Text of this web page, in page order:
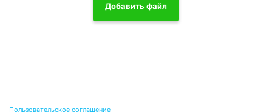
Добавить файл
Пользовательское соглашение